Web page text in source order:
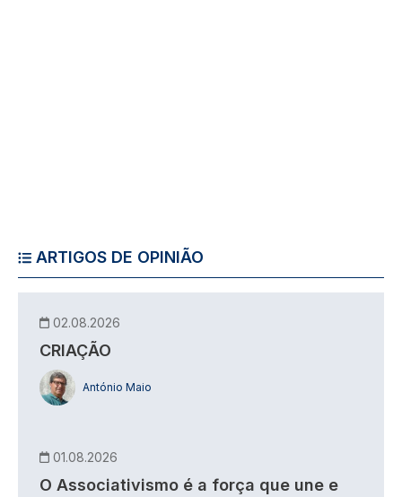
ARTIGOS DE OPINIÃO
02.08.2026
CRIAÇÃO
António Maio
01.08.2026
O Associativismo é a força que une e